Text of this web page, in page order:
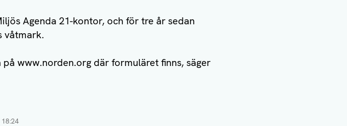
Agenda 21-kontor, och för tre år sedan
våtmark.
www.norden.org där formuläret finns, säger